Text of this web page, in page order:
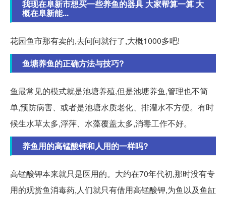
我现在阜新市想买一些养鱼的器具 大家帮算一算 大
概在阜新能...
花园鱼市那有卖的,去问问就行了,大概1000多吧!
鱼塘养鱼的正确方法与技巧?
鱼最常见的模式就是池塘养殖,但是池塘养鱼,管理也不简
单,预防病害、或者是池塘水质老化、排灌水不方便。有时
候生水草太多,浮萍、水藻覆盖太多,消毒工作不好。
养鱼用的高锰酸钾和人用的一样吗?
高锰酸钾本来就只是医用的。大约在70年代初,那时没有专
用的观赏鱼消毒药,人们就只有借用高锰酸钾,为鱼以及鱼缸